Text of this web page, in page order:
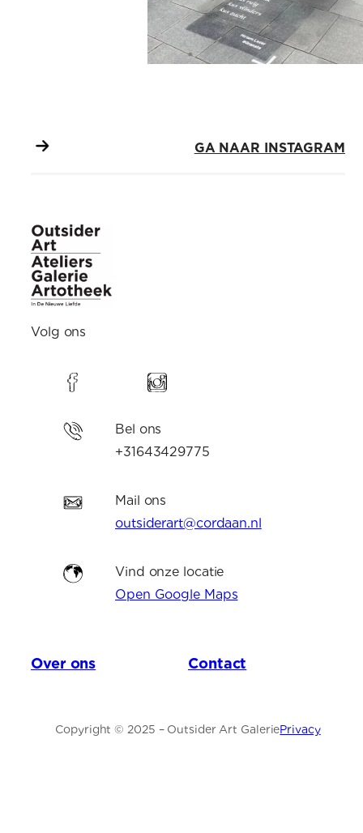
GA NAAR INSTAGRAM
Volg ons
Bel ons
+31643429775
Mail ons
outsiderart@cordaan.nl
Vind onze locatie
Open Google Maps
Over ons Contact
Copyright © 2025 – Outsider Art GaleriePrivacy